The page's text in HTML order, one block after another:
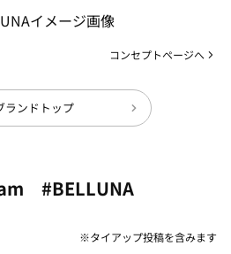
コンセプトページへ
ランドトップ
#BELLUNA
※タイアップ投稿を含みます